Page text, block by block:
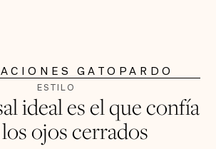
GATOPARDO
ESTILO
ideal es el que confía
ojos cerrados